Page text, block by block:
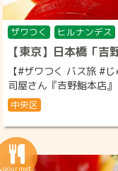
ザワつく ヒルナンデス
【東京】日本橋「吉
【#ザワつく バス旅 #
司屋さん『吉野鮨本店
中央区